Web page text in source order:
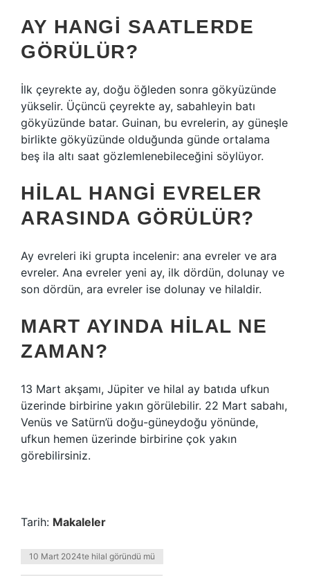
AY HANGI SAATLERDE
GÖRÜLÜR?
İlk çeyrekte ay, doğu öğleden sonra gökyüzünde
yükselir. Üçüncü çeyrekte ay, sabahleyin batı
gökyüzünde batar. Guinan, bu evrelerin, ay güneşle
birlikte gökyüzünde olduğunda günde ortalama
beş ila altı saat gözlemlenebileceğini söylüyor.
HILAL HANGI EVRELER
ARASINDA GÖRÜLÜR?
Ay evreleri iki grupta incelenir: ana evreler ve ara
evreler. Ana evreler yeni ay, ilk dördün, dolunay ve
son dördün, ara evreler ise dolunay ve hilaldir.
MART AYINDA HILAL NE
ZAMAN?
13 Mart akşamı, Jüpiter ve hilal ay batıda ufkun
üzerinde birbirine yakın görülebilir. 22 Mart sabahı,
Venüs ve Satürn’ü doğu-güneydoğu yönünde,
ufkun hemen üzerinde birbirine çok yakın
görebilirsiniz.
Tarih: Makaleler
10 Mart 2024te hilal göründü mü